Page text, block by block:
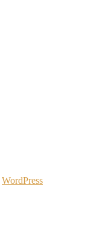
WordPress